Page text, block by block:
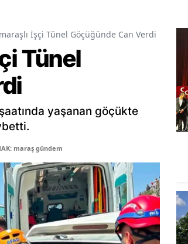
İşçi Tünel Göçüğünde Can Verdi
Tünel
yaşanan göçükte
maraş gündem